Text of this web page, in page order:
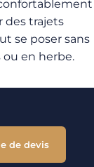
des trajets
se poser sans
en herbe.
de devis